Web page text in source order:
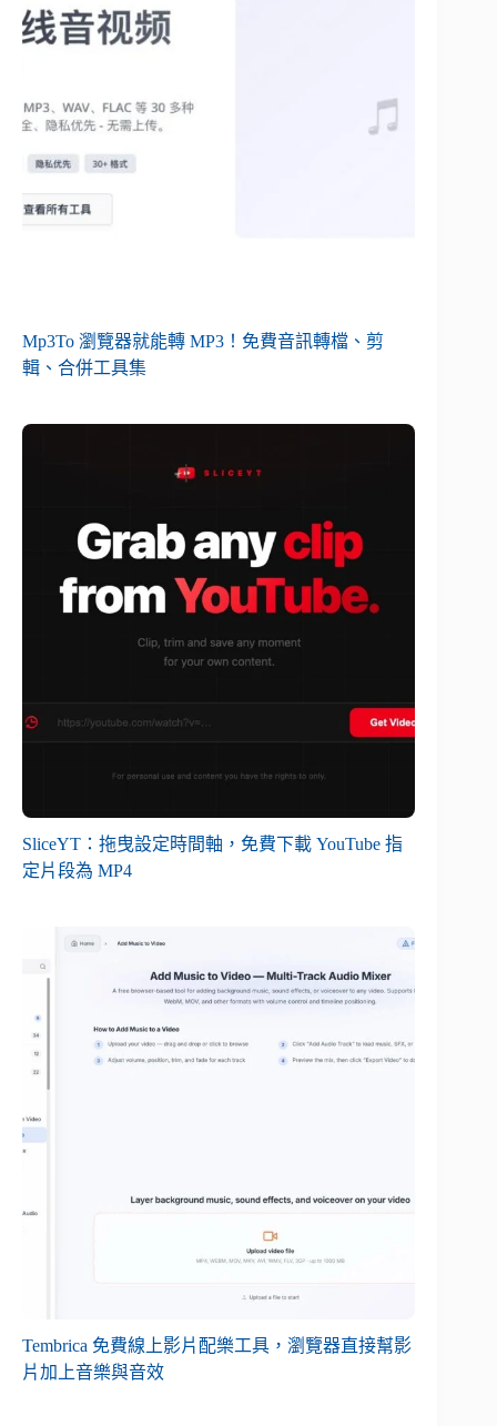
Mp3To 瀏覽器就能轉 MP3！免費音訊轉檔、剪
輯、合併工具集
SliceYT：拖曳設定時間軸，免費下載 YouTube 指
定片段為 MP4
Tembrica 免費線上影片配樂工具，瀏覽器直接幫影
片加上音樂與音效